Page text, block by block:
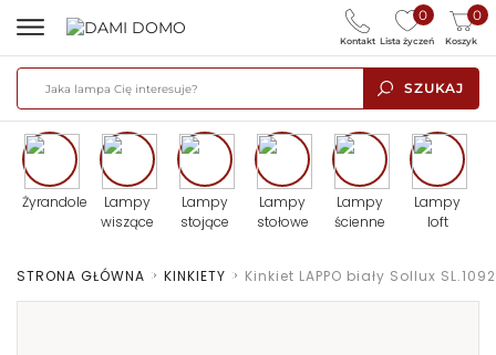
SZUKAJ
0
Lista życzeń
0
Koszyk
Kontakt
Żyrandole
Lampy
wiszące
Lampy
stojące
Lampy
stołowe
Lampy
ścienne
Lampy
loft
STRONA GŁÓWNA > KINKIETY > Kinkiet LAPPO biały Sollux SL.1092